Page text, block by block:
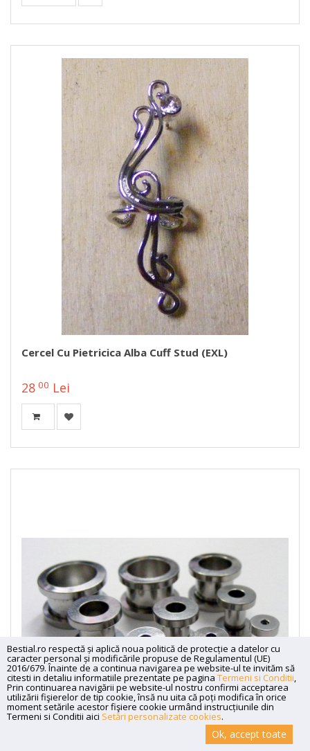
Cercel Cu Pietricica Alba Cuff Stud (EXL)
28 00 Lei
Bestial.ro respectă și aplică noua politică de protecție a datelor cu
caracter personal și modificările propuse de Regulamentul (UE)
2016/679. Înainte de a continua navigarea pe website-ul te invităm să
citesti in detaliu informatiile prezentate pe pagina Termeni si Conditii,
Prin continuarea navigării pe website-ul nostru confirmi acceptarea
utilizării fişierelor de tip cookie, însă nu uita că poți modifica în orice
moment setările acestor fişiere cookie urmând instrucțiunile din
Termeni si Conditii aici Setări personalizate cookies.
Ok, accept toate